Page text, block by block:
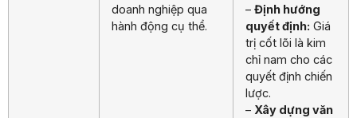
doanh nghiệp qua
hành động cụ thể.
– Định hướng
quyết định: Giá
trị cốt lõi là kim
chỉ nam cho các
quyết định chiến
lược.
– Xây dựng văn